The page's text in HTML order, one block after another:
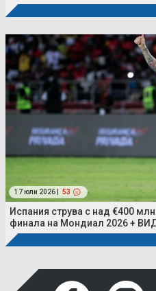
17 юли 2026 | 53
Испания струва с над €400
финала на Мондиал 2026 +